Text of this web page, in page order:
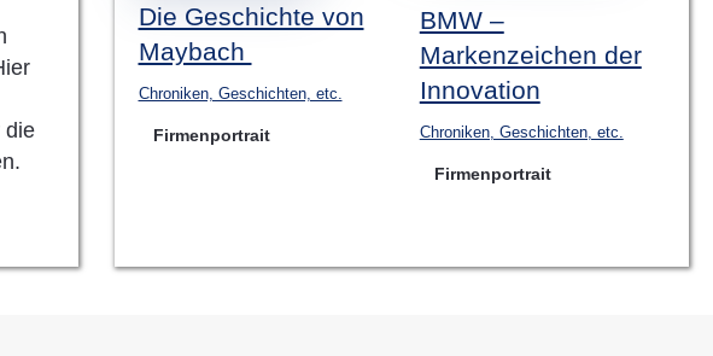
die
Die Geschichte von
Maybach
Chroniken, Geschichten, etc.
Firmenportrait
BMW –
Markenzeichen der
Innovation
Chroniken, Geschichten, etc.
Firmenportrait